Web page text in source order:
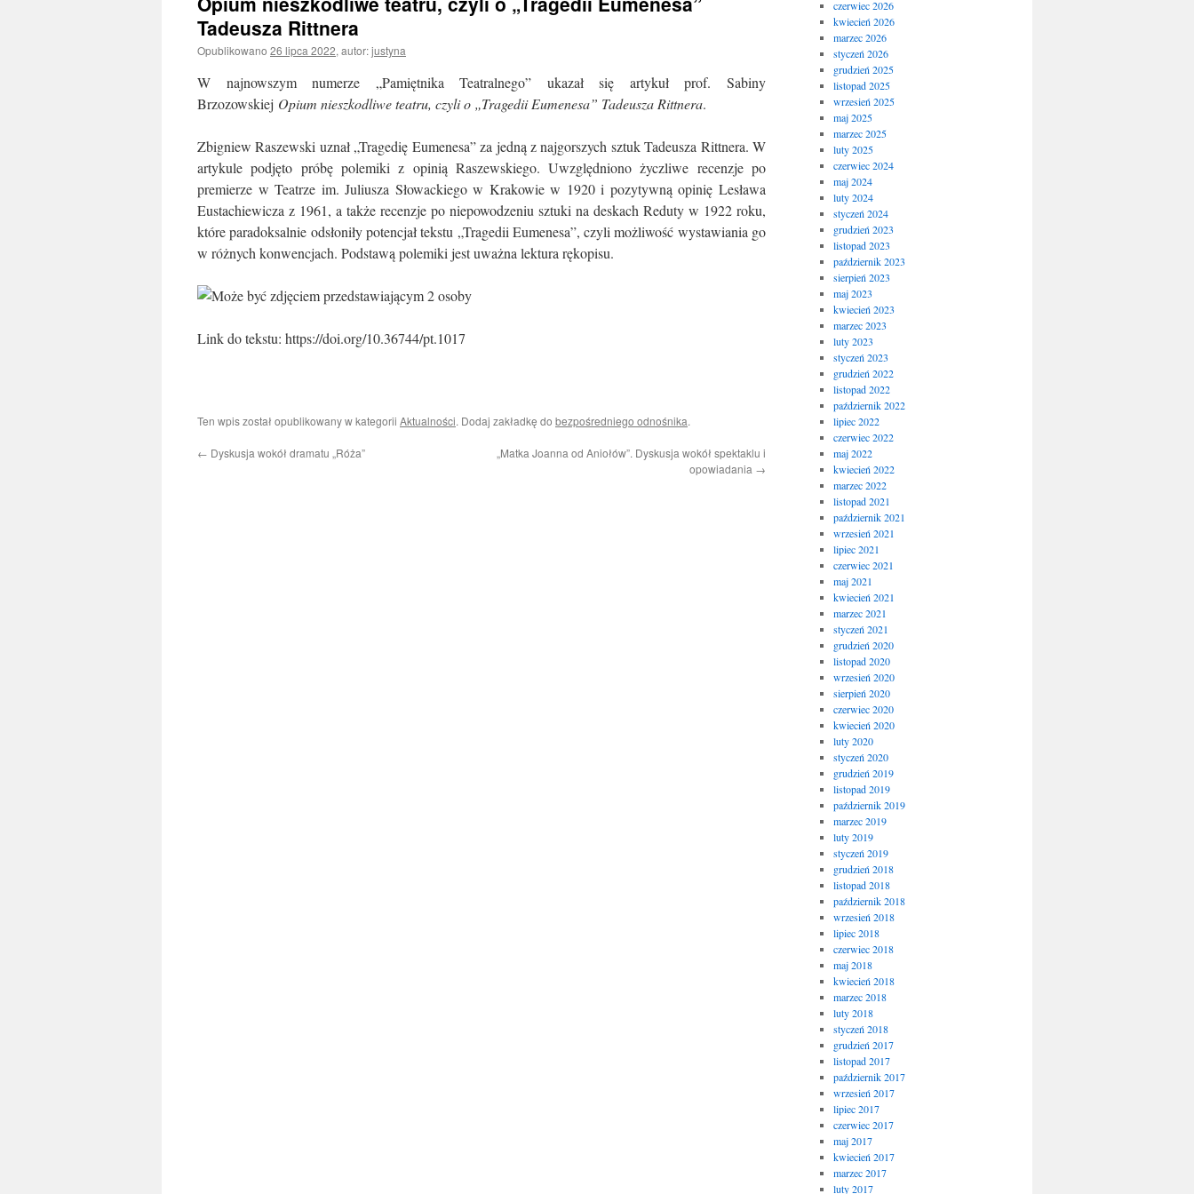
Tadeusza Rittnera
Opublikowano 26 lipca 2022, autor:justyna
W najnowszym numerze „Pamiętnika Teatralnego” ukazał się artykuł prof. Sabiny
Brzozowskiej Opium nieszkodliwe teatru, czyli o „Tragedii Eumenesa” Tadeusza Rittnera.
Zbigniew Raszewski uznał „Tragedię Eumenesa” za jedną z najgorszych sztuk Tadeusza Rittnera. W
artykule podjęto próbę polemiki z opinią Raszewskiego. Uwzględniono życzliwe recenzje po
premierze w Teatrze im. Juliusza Słowackiego w Krakowie w 1920 i pozytywną opinię Lesława
Eustachiewicza z 1961, a także recenzje po niepowodzeniu sztuki na deskach Reduty w 1922 roku,
które paradoksalnie odsłoniły potencjał tekstu „Tragedii Eumenesa”, czyli możliwość wystawiania go
w różnych konwencjach. Podstawą polemiki jest uważna lektura rękopisu.
Link do tekstu: https://doi.org/10.36744/pt.1017
Ten wpis został opublikowany w kategorii Aktualności. Dodaj zakładkę do bezpośredniego odnośnika.
← Dyskusja wokół dramatu „Róża”
„Matka Joanna od Aniołów”. Dyskusja wokół spektaklu i
opowiadania →
czerwiec 2026
kwiecień 2026
marzec 2026
styczeń 2026
grudzień 2025
listopad 2025
wrzesień 2025
maj 2025
marzec 2025
luty 2025
czerwiec 2024
maj 2024
luty 2024
styczeń 2024
grudzień 2023
listopad 2023
październik 2023
sierpień 2023
maj 2023
kwiecień 2023
marzec 2023
luty 2023
styczeń 2023
grudzień 2022
listopad 2022
październik 2022
lipiec 2022
czerwiec 2022
maj 2022
kwiecień 2022
marzec 2022
listopad 2021
październik 2021
wrzesień 2021
lipiec 2021
czerwiec 2021
maj 2021
kwiecień 2021
marzec 2021
styczeń 2021
grudzień 2020
listopad 2020
wrzesień 2020
sierpień 2020
czerwiec 2020
kwiecień 2020
luty 2020
styczeń 2020
grudzień 2019
listopad 2019
październik 2019
marzec 2019
luty 2019
styczeń 2019
grudzień 2018
listopad 2018
październik 2018
wrzesień 2018
lipiec 2018
czerwiec 2018
maj 2018
kwiecień 2018
marzec 2018
luty 2018
styczeń 2018
grudzień 2017
listopad 2017
październik 2017
wrzesień 2017
lipiec 2017
czerwiec 2017
maj 2017
kwiecień 2017
marzec 2017
luty 2017